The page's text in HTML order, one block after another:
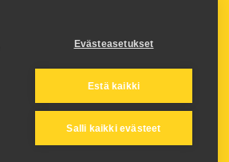
Evästeasetukset
Estä kaikki
Salli kaikki evästeet